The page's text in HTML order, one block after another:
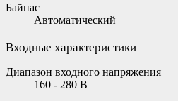
Байпас
Автоматический
Входные характеристики
Диапазон входного напряжения
160 - 280 В